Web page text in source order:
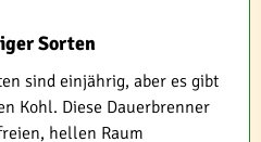
Sorten
sind einjährig, aber es gibt
Kohl. Diese Dauerbrenner
hellen Raum